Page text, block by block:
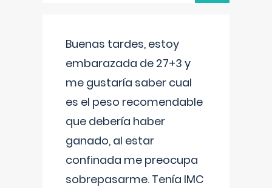
Buenas tardes, estoy
embarazada de 27+3 y
me gustaría saber cual
es el peso recomendable
que debería haber
ganado, al estar
confinada me preocupa
sobrepasarme. Tenía IMC